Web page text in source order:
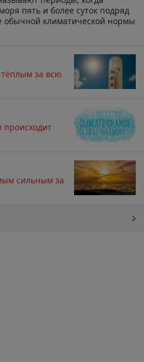
пять и более суток подряд
обычной климатической нормы
за всю
происходит
сильным за